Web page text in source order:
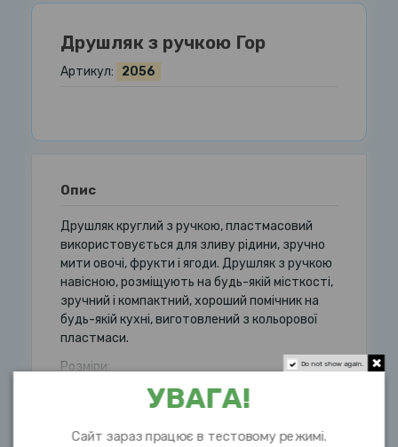
Друшляк з ручкою Гор
Артикул: 2056
Опис
Друшляк круглий з ручкою, пластмасовий
використовується для зливу рідини, зручно
мити овочі, фрукти і ягоди. Друшляк з ручкою
навісною, розміщують на будь-якій місткості,
зручний і компактний, хороший помічник на
будь-якій кухні, виготовлений з кольорової
пластмаси.
Розміри:
Розгорнути опис
Do not show again.
УВАГА!
Сайт зараз працює в тестовому режимі.